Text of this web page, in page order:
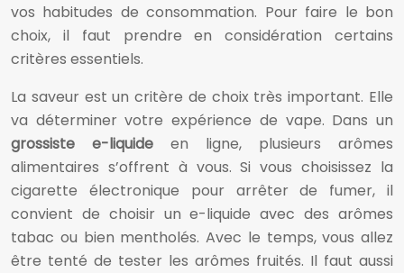
vos habitudes de consommation. Pour faire le bon
choix, il faut prendre en considération certains
critères essentiels.
La saveur est un critère de choix très important. Elle
va déterminer votre expérience de vape. Dans un
grossiste e-liquide en ligne, plusieurs arômes
alimentaires s’offrent à vous. Si vous choisissez la
cigarette électronique pour arrêter de fumer, il
convient de choisir un e-liquide avec des arômes
tabac ou bien mentholés. Avec le temps, vous allez
être tenté de tester les arômes fruités. Il faut aussi